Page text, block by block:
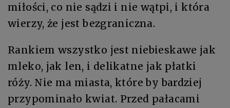
miłości, co nie sądzi i nie wątpi, i która
wierzy, że jest bezgraniczna.
Rankiem wszystko jest niebieskawe jak
mleko, jak len, i delikatne jak płatki
róży. Nie ma miasta, które by bardziej
przypominało kwiat. Przed pałacami